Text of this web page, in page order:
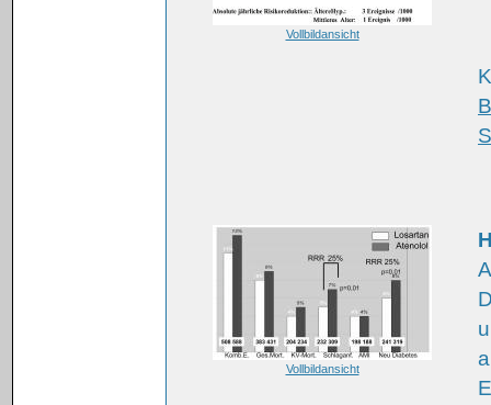
Vollbildansicht
Vollbildansicht